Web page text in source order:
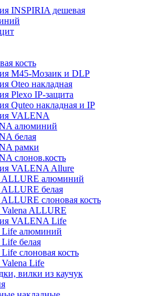
INSPIRIA дешевая
кость
M45-Мозаик и DLP
Oteo накладная
Plexo IP-защита
Quteo накладная и IP
VALENA
алюминий
белая
рамки
слонов.кость
VALENA Allure
ALLURE алюминий
ALLURE белая
ALLURE слоновая кость
ALLURE
VALENA Life
Life алюминий
Life белая
слоновая кость
Life
вилки из каучук